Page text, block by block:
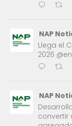
NAP
Llega el
2026
NAP
convertir